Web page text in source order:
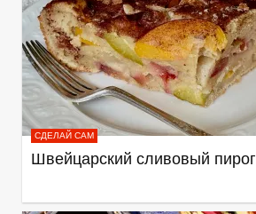
СДЕЛАЙ САМ
Швейцарский сливовый пирог